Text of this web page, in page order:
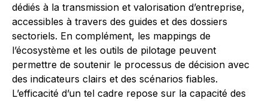
dédiés à la transmission et valorisation d’entreprise,
accessibles à travers des guides et des dossiers
sectoriels. En complément, les mappings de
l’écosystème et les outils de pilotage peuvent
permettre de soutenir le processus de décision avec
des indicateurs clairs et des scénarios fiables.
L’efficacité d’un tel cadre repose sur la capacité des